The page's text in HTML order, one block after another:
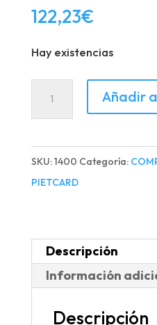
122,23€
Hay existencias
REGULADOR
PIETCARD
cantidad
Añadir
SKU:1400 Categoría:
PIETCARD
Descripción
Información
Descripción